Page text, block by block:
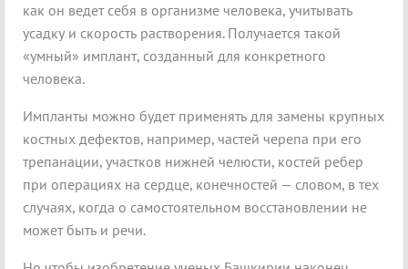
как он ведет себя в организме человека, учитывать
усадку и скорость растворения. Получается такой
«умный» имплант, созданный для конкретного
человека.
Импланты можно будет применять для замены крупных
костных дефектов, например, частей черепа при его
трепанации, участков нижней челюсти, костей ребер
при операциях на сердце, конечностей — словом, в тех
случаях, когда о самостоятельном восстановлении не
может быть и речи.